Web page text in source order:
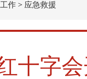
作 > 应急救援
十字